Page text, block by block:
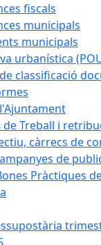
fiscals
municipals
municipals
urbanística
classificació
de Treball i
càrrecs de
de
Pràctiques